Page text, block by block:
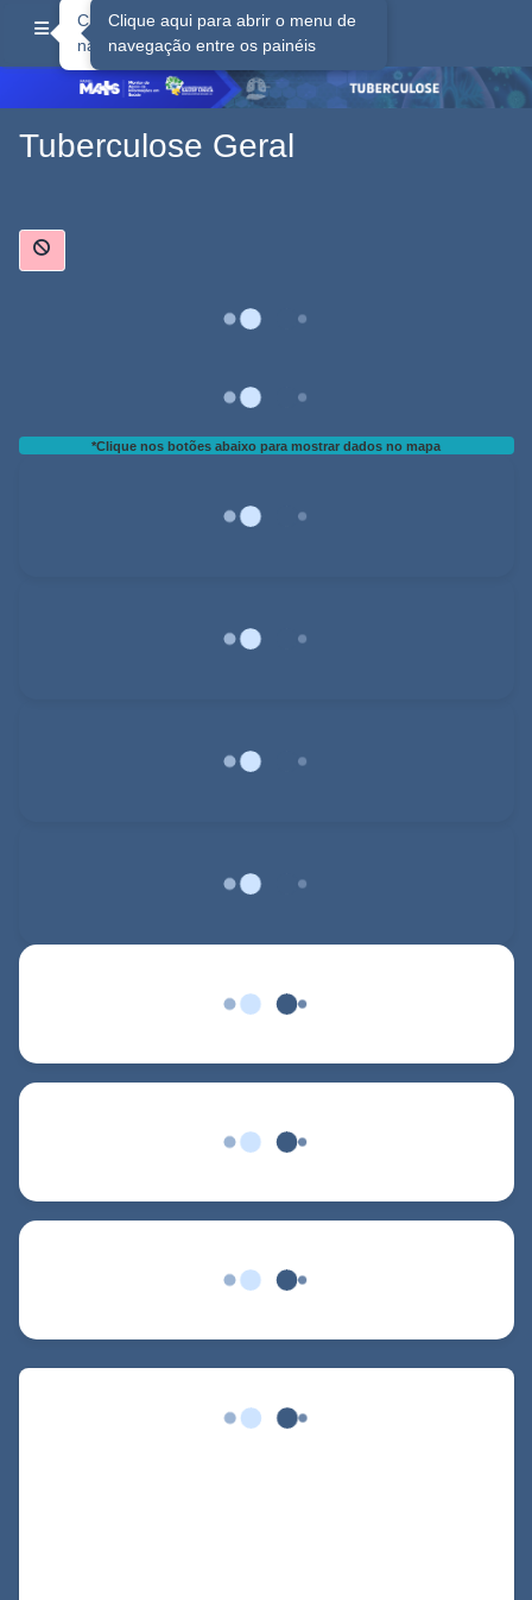
Tuberculose Geral
*Clique nos botões abaixo para mostrar dados no mapa
Clique aqui para abrir o menu de
navegação entre os painéis
×
Clique aqui para abrir o menu de
navegação entre os painéis